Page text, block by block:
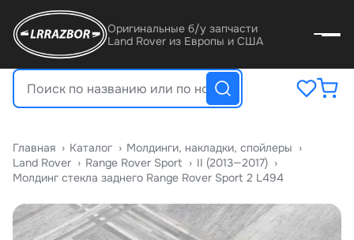
Оригинальные б/у запчасти
Land Rover из Европы и США
Главная › Катало › Молдинги, накладки, спойлеры ›
Land Rover › Range Rover Sport › II (2013—2017) ›
Молдинг стекла заднего Range Rover Sport 2 L494